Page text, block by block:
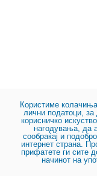
Користиме
лични податоци,
корисничко
нагодувања, да
сообраќај и
интернет страна.
прифатете ги сите
начинот на